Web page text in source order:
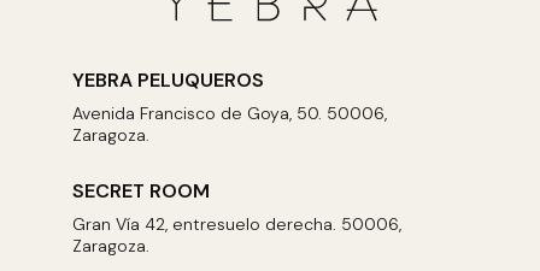
YEBRA PELUQUEROS
Avenida Francisco de Goya, 50. 50006,
Zaragoza.
SECRET ROOM
Gran Vía 42, entresuelo derecha. 50006,
Zaragoza.